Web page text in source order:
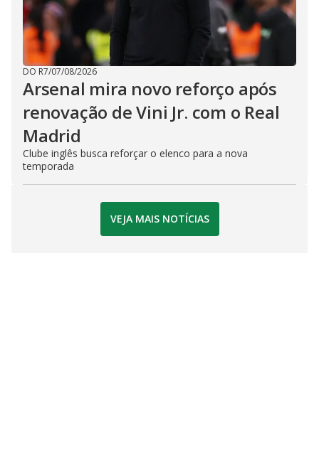
DO R7/07/08/2026
Arsenal mira novo reforço após
renovação de Vini Jr. com o Real
Madrid
Clube inglês busca reforçar o elenco para a nova
temporada
VEJA MAIS NOTÍCIAS